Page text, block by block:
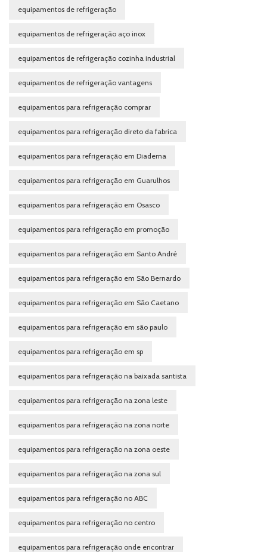
equipamentos de refrigeração
equipamentos de refrigeração aço inox
equipamentos de refrigeração cozinha industrial
equipamentos de refrigeração vantagens
equipamentos para refrigeração comprar
equipamentos para refrigeração direto da fabrica
equipamentos para refrigeração em Diadema
equipamentos para refrigeração em Guarulhos
equipamentos para refrigeração em Osasco
equipamentos para refrigeração em promoção
equipamentos para refrigeração em Santo André
equipamentos para refrigeração em São Bernardo
equipamentos para refrigeração em São Caetano
equipamentos para refrigeração em são paulo
equipamentos para refrigeração em sp
equipamentos para refrigeração na baixada santista
equipamentos para refrigeração na zona leste
equipamentos para refrigeração na zona norte
equipamentos para refrigeração na zona oeste
equipamentos para refrigeração na zona sul
equipamentos para refrigeração no ABC
equipamentos para refrigeração no centro
equipamentos para refrigeração onde encontrar